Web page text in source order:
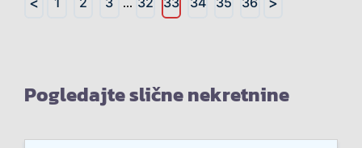
Pogledajte slične nekretnine